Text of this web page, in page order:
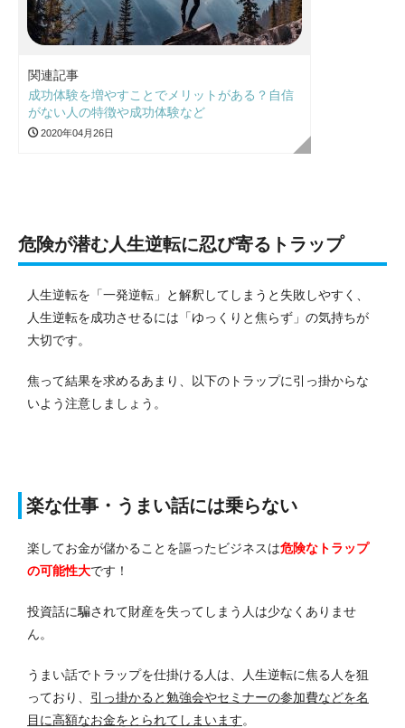
関連記事
成功体験を増やすことでメリットがある？自信
がない人の特徴や成功体験など
2020年04月26日
危険が潜む人生逆転に忍び寄るトラップ
人生逆転を「一発逆転」と解釈してしまうと失敗しやすく、
人生逆転を成功させるには「ゆっくりと焦らず」の気持ちが
大切です。
焦って結果を求めるあまり、以下のトラップに引っ掛からな
いよう注意しましょう。
楽な仕事・うまい話には乗らない
楽してお金が儲かることを謳ったビジネスは危険なトラップ
の可能性大です！
投資話に騙されて財産を失ってしまう人は少なくありませ
ん。
うまい話でトラップを仕掛ける人は、人生逆転に焦る人を狙
っており、 引っ掛かると勉強会やセミナーの参加費などを名
目に高額なお金をとられてしまいます。